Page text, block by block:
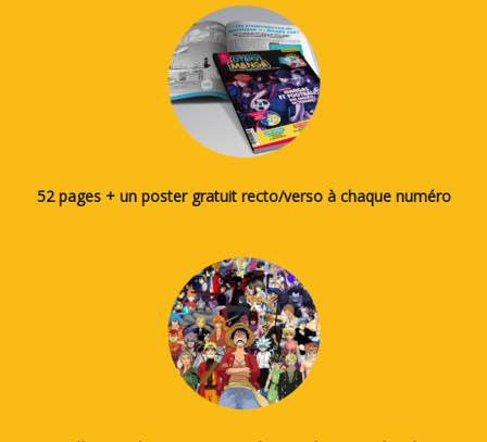
52 pages + un poster gratuit recto/verso à chaque numéro